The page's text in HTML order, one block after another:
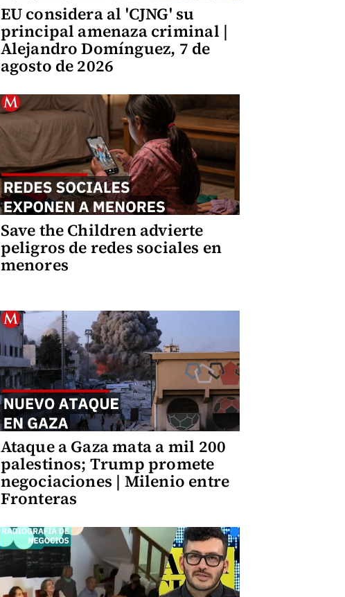
EU considera al 'CJNG' su
principal amenaza criminal |
Alejandro Domínguez, 7 de
agosto de 2026
Save the Children advierte
peligros de redes sociales en
menores
Ataque a Gaza mata a mil 200
palestinos; Trump promete
negociaciones | Milenio entre
Fronteras